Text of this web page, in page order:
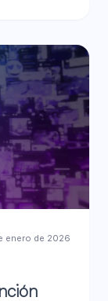
enero de 2026